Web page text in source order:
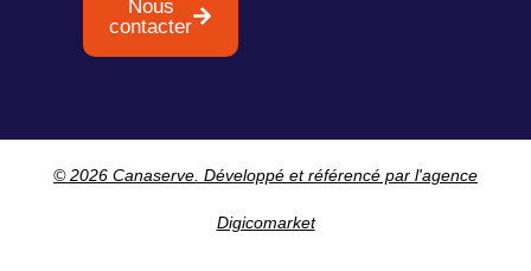
Nous
contacter
© 2026 Canaserve. Développé et référencé par l'agence
Digicomarket